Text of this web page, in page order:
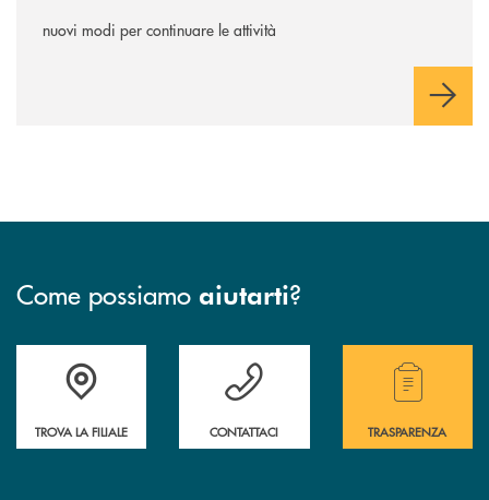
nuovi modi per continuare le attività
Come possiamo aiutarti?
Accedi all' elenco completo delle filiali .
TROVA LA FILIALE
Hai bisogno di assistenza immediata?
CONTATTACI
Hai bisogno di
TRASPARENZA